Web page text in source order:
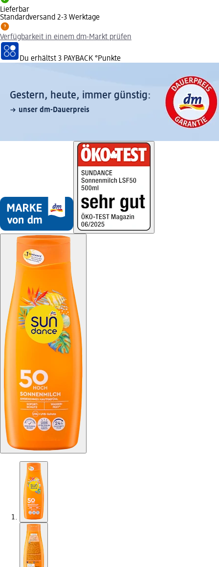
Lieferbar
Standardversand 2-3 Werktage
Verfügbarkeit in einem dm-Markt prüfen
Du erhältst 3 PAYBACK °Punkte
Gestern, heute, immer günstig:
unser dm-Dauerpreis